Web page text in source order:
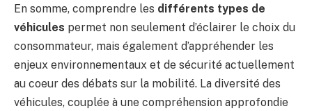
En somme, comprendre les différents types de
véhicules permet non seulement d’éclairer le choix du
consommateur, mais également d’appréhender les
enjeux environnementaux et de sécurité actuellement
au coeur des débats sur la mobilité. La diversité des
véhicules, couplée à une compréhension approfondie